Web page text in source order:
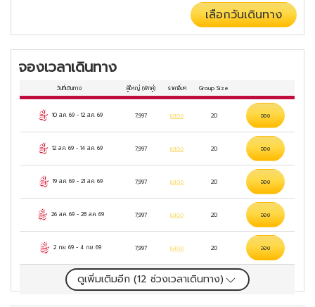
เลือกวันเดินทาง
จองเวลาเดินทาง
วันที่เดินทาง ผู้ใหญ่ (พักคู่) ราคาอื่นๆ Group Size
10 ส.ค. 69 -12 ส.ค. 69 7,997 แสดง 20 จอง
12 ส.ค. 69 -14 ส.ค. 69 7,997 แสดง 20 จอง
19 ส.ค. 69- 21 ส.ค. 69 7,997 แสดง 20 จอง
26 ส.ค. 69- 28 ส.ค. 69 7,997 แสดง 20 จอง
2 ก.ย. 69 -4 ก.ย. 69 7,997 แสดง 20 จอง
ดูเพิ่มเติมอีก (12 ช่วงเวลาเดินทาง)